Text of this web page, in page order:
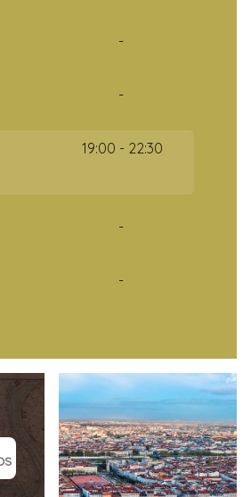
-
-
19:00 - 22:30
-
-